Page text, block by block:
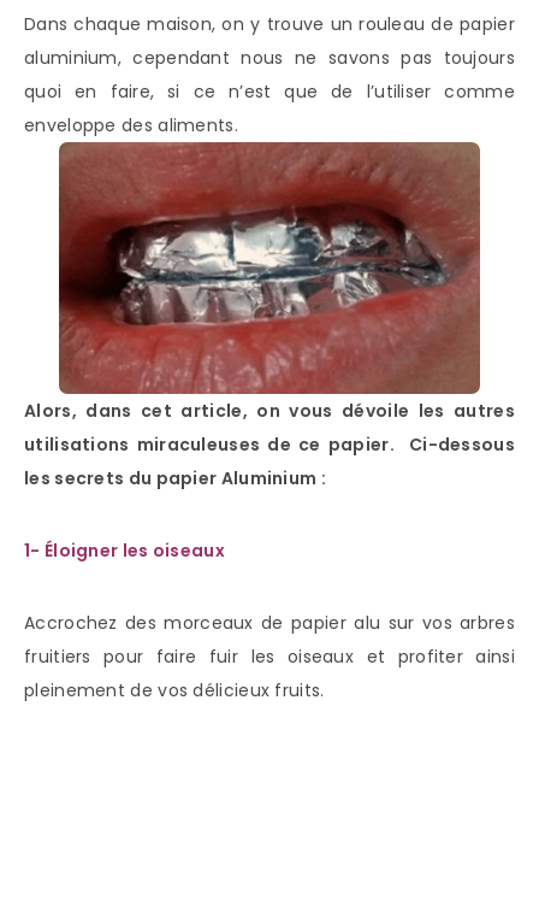
Dans chaque maison, on y trouve un rouleau de papier
aluminium, cependant nous ne savons pas toujours
quoi en faire, si ce n’est que de l’utiliser comme
enveloppe des aliments.
Alors, dans cet article, on vous dévoile les autres
utilisations miraculeuses de ce papier. Ci-dessous
les secrets du papier Aluminium :
1- Éloigner les oiseaux
Accrochez des morceaux de papier alu sur vos arbres
fruitiers pour faire fuir les oiseaux et profiter ainsi
pleinement de vos délicieux fruits.